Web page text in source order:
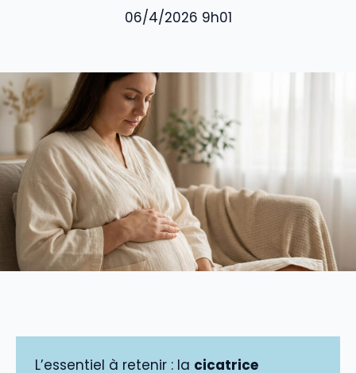
06/4/2026 9h01
L’essentiel à retenir : la cicatrice